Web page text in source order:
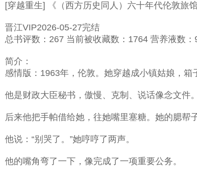
[穿越重生] 《（西方历史同人）六十年代伦敦旅
晋江VIP2026-05-27完结
总书评数：267 当前被收藏数：1764 营养液数
简介：
感情版：1963年，伦敦。她穿越成小镇姑娘，箱
他是财政大臣秘书，傲慢、克制、说话像念文件
后来他把手帕借给她，往她嘴里塞糖。她的腮帮
他说：“别哭了。”她哼哼了两声。
他的嘴角弯了一下，像完成了一项重要公务。